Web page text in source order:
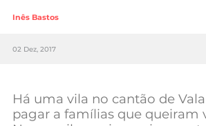
Lifestyle
Sociedade
Negócios
Inês Bastos
02 Dez, 2017
Há uma vila no cantão de
pagar a famílias que queiram